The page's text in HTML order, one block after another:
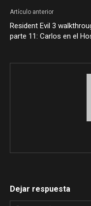
Artículo anterior
Resident Evil 3
parte 11: Carlos en el
Dejar respuesta